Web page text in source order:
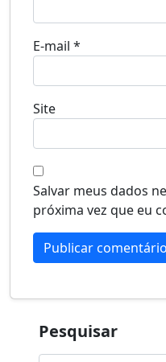
E-mail *
Site
Salvar meus dados
próxima vez que eu
Pesquisar